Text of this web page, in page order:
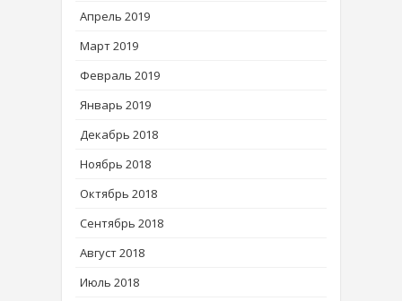
Апрель 2019
Март 2019
Февраль 2019
Январь 2019
Декабрь 2018
Ноябрь 2018
Октябрь 2018
Сентябрь 2018
Август 2018
Июль 2018